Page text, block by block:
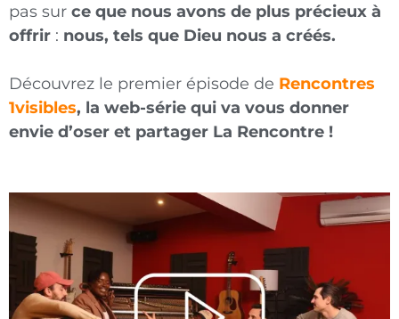
pas sur ce que nous avons de plus précieux à
offrir : nous, tels que Dieu nous a créés.
Découvrez le premier épisode de Rencontres
1visibles, la web-série qui va vous donner
envie d’oser et partager La Rencontre !